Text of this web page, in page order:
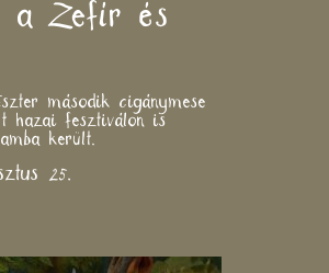
a Zefír és
második cigánymese
hazai fesztiválon is
került.
25.